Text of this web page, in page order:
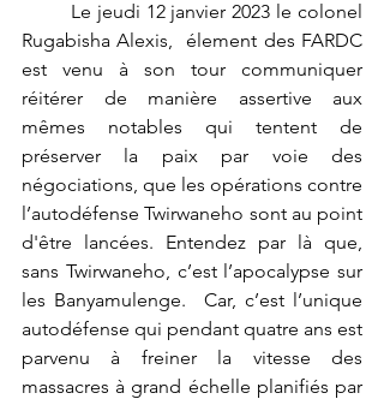
Rugabisha Alexis,  élement des FARDC
est venu à son tour communiquer
réitérer de manière assertive aux
mêmes notables qui tentent de
préserver la paix par voie des
négociations, que les opérations contre
l’autodéfense Twirwaneho sont au point
d'être lancées. Entendez par là que,
sans Twirwaneho, c’est l’apocalypse sur
les Banyamulenge.  Car, c’est l’unique
autodéfense qui pendant quatre ans est
parvenu à freiner la vitesse des
massacres à grand échelle planifiés par